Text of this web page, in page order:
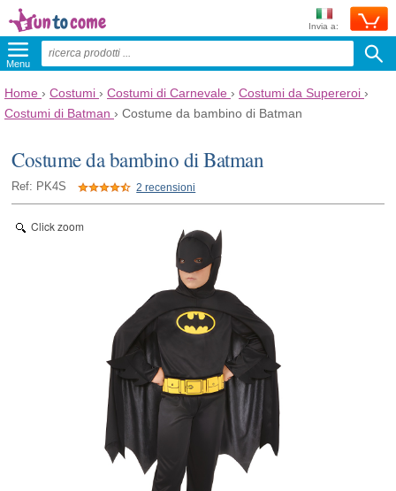
Invia a:
Menu
Home › Costumi › Costumi di Carnevale › Costumi da Supereroi ›
Costumi di Batman › Costume da bambino di Batman
Costume da bambino di Batman
Ref: PK4S 2 recensioni
Click zoom